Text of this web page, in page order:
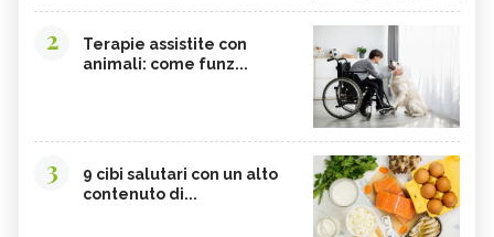
2
Terapie assistite con
animali: come funz...
3
9 cibi salutari con un alto
contenuto di...